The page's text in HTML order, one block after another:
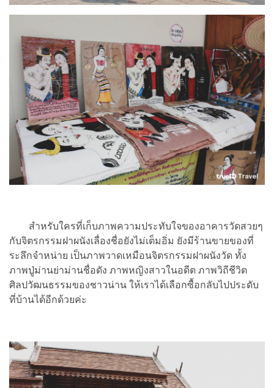
สำหรับใครที่เก็บภาพความประทับใจของอาคารวัดสวยๆ
กับจิตรกรรมฝาผนังเลื่องชื่อยังไม่เต็มอิ่ม ยังมีร้านขายของที่
ระลึกจำหน่าย เป็นภาพวาดเหมือนจิตรกรรมฝาผนังวัด ทั้ง
ภาพปู่ม่านย่าม่านชื่อดัง ภาพหญิงสาวในอดีต ภาพวิถีชีวิต
ศิลปวัฒนธรรมของชาวน่าน ให้เราได้เลือกซื้อกลับไปประดับ
ที่บ้านได้อีกด้วยค่ะ